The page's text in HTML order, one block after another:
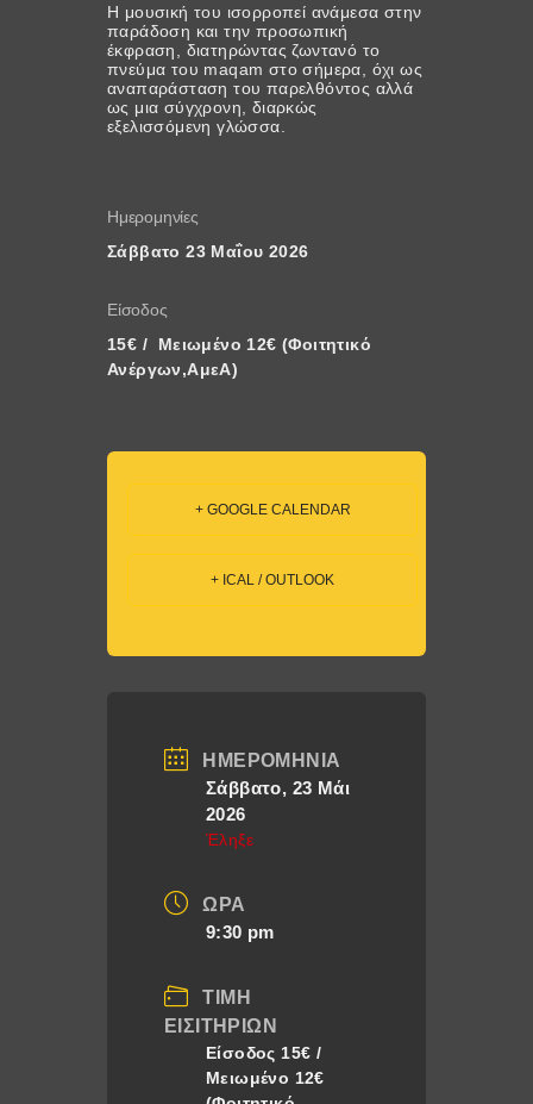
Η μουσική του ισορροπεί ανάμεσα στην
παράδοση και την προσωπική
έκφραση, διατηρώντας ζωντανό το
πνεύμα του maqam στο σήμερα, όχι ως
αναπαράσταση του παρελθόντος αλλά
ως μια σύγχρονη, διαρκώς
εξελισσόμενη γλώσσα.
Ημερομηνίες
Σάββατο 23 Μαΐου 2026
Είσοδος
15€ /  Μειωμένο 12€ (Φοιτητικό
Ανέργων,ΑμεΑ)
+ GOOGLE CALENDAR
+ ICAL / OUTLOOK
ΗΜΕΡΟΜΗΝΊΑ
Σάββατο, 23 Μάι
2026
Έληξε
ΏΡΑ
9:30 pm
ΤΙΜΉ
ΕΙΣΙΤΗΡΊΩΝ
Eίσοδος 15€ /
Μειωμένο 12€